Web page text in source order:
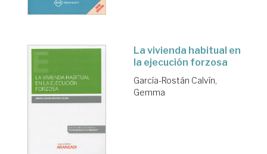
La vivienda habitual en
la ejecución forzosa
García-Rostán Calvín,
Gemma